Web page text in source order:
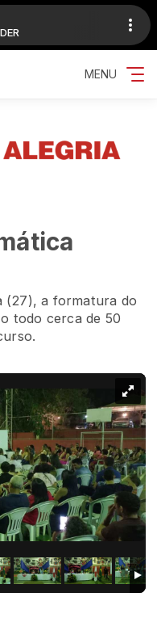
MENU
(27), a formatura do
todo cerca de 50